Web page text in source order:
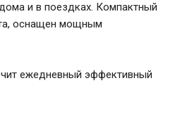
и в поездках. Компактный
оснащен мощным
ежедневный эффективный